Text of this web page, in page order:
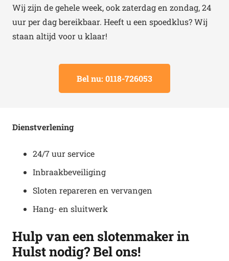
Wij zijn de gehele week, ook zaterdag en zondag, 24
uur per dag bereikbaar. Heeft u een spoedklus? Wij
staan altijd voor u klaar!
Bel nu: 0118-726053
Dienstverlening
24/7 uur service
Inbraakbeveiliging
Sloten repareren en vervangen
Hang- en sluitwerk
Hulp van een slotenmaker in
Hulst nodig? Bel ons!